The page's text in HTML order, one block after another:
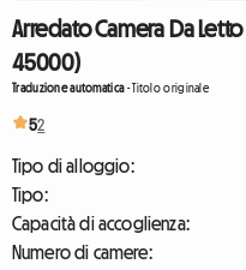
Arredato Camera Da
45000)
Traduzione automatica-Titolo originale
52
Tipo di alloggio:
Tipo:
Capacità di accoglienza:
Numero di camere: